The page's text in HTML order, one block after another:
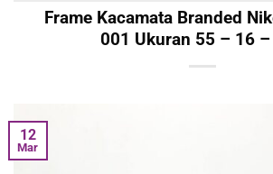
Frame Kacamata Branded
001 Ukuran 55 – 16
12
Mar